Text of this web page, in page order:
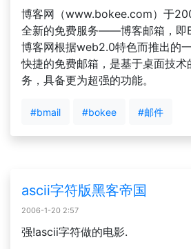
博客网（www.bokee.com）于
全新的免费服务——博客邮箱，即
博客网根据web2.0特色而推出的
快捷的免费邮箱，是基于桌面技
务，具备更为超强的功能。
#bmail #bokee #邮件
ascii字符版黑客帝国
2006-1-20 2:57
强!ascii字符做的电影.